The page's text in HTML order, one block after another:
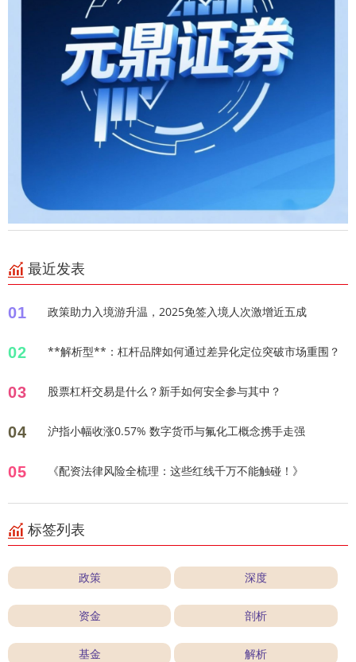
最近发表
01 政策助力入境游升温，2025免签入境人次激增近五成
02 **解析型**：杠杆品牌如何通过差异化定位突破市场重围？
03 股票杠杆交易是什么？新手如何安全参与其中？
04 沪指小幅收涨0.57% 数字货币与氟化工概念携手走强
05 《配资法律风险全梳理：这些红线千万不能触碰！》
标签列表
政策 深度
资金 剖析
基金 解析